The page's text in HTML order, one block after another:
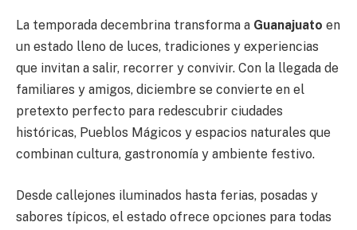
La temporada decembrina transforma a Guanajuato en
un estado lleno de luces, tradiciones y experiencias
que invitan a salir, recorrer y convivir. Con la llegada de
familiares y amigos, diciembre se convierte en el
pretexto perfecto para redescubrir ciudades
históricas, Pueblos Mágicos y espacios naturales que
combinan cultura, gastronomía y ambiente festivo.
Desde callejones iluminados hasta ferias, posadas y
sabores típicos, el estado ofrece opciones para todas